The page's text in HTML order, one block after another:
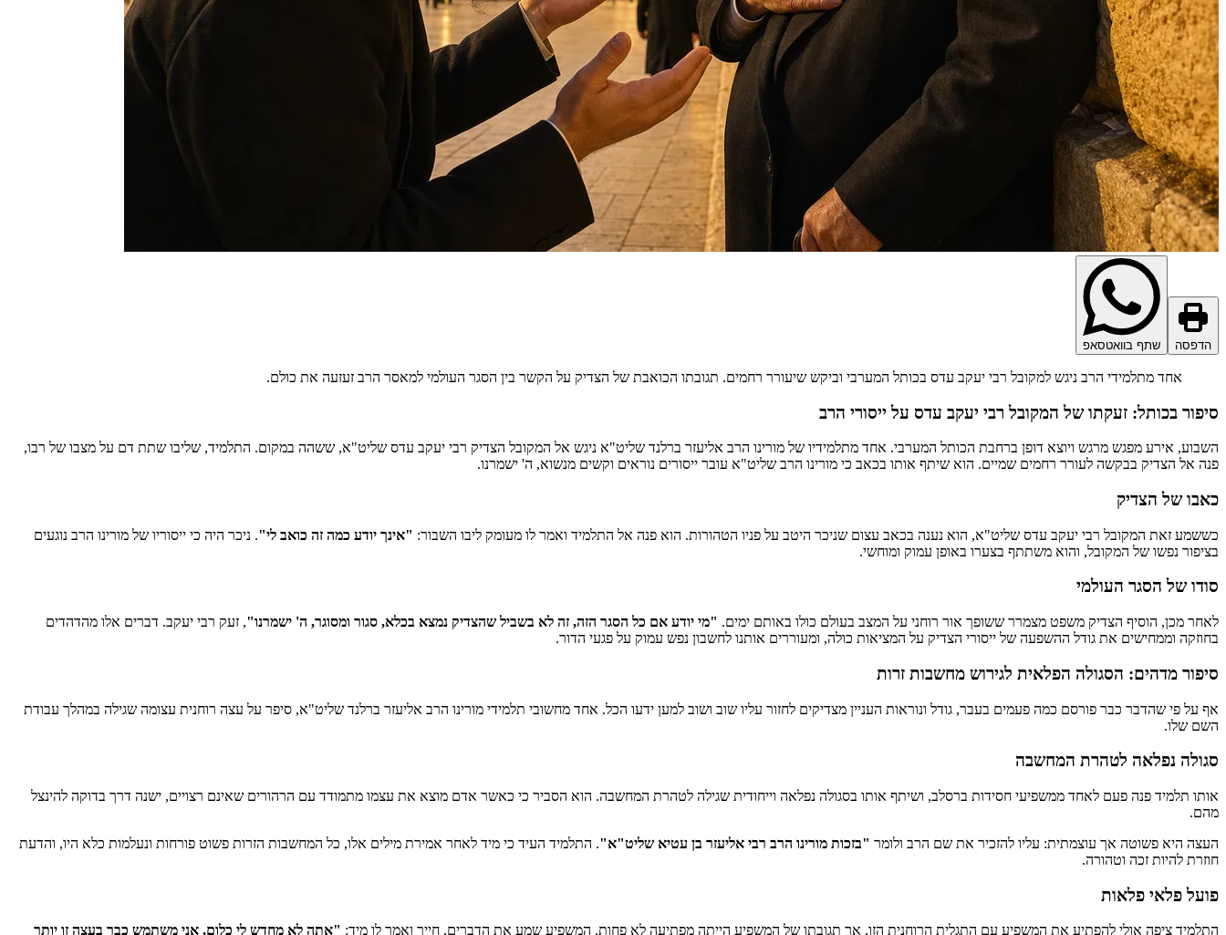
הדפסה שתף בוואטסאפ
אחד מתלמידי הרב ניגש למקובל רבי יעקב עדס בכותל המערבי וביקש שיעורר רחמים. תגובתו הכואבת של הצדיק על הקשר בין הסגר העולמי למאסר הרב זעזעה את כולם.
סיפור בכותל: זעקתו של המקובל רבי יעקב עדס על ייסורי הרב
השבוע, אירע מפגש מרגש ויוצא דופן ברחבת הכותל המערבי. אחד מתלמידיו של מורינו הרב אליעזר ברלנד שליט"א ניגש אל המקובל הצדיק רבי יעקב עדס שליט"א, ששהה במקום. התלמיד, שליבו שתת דם על מצבו של רבו,
פנה אל הצדיק בבקשה לעורר רחמים שמיים. הוא שיתף אותו בכאב כי מורינו הרב שליט"א עובר ייסורים נוראים וקשים מנשוא, ה' ישמרנו.
כאבו של הצדיק
כששמע זאת המקובל רבי יעקב עדס שליט"א, הוא נענה בכאב עצום שניכר היטב על פניו הטהורות. הוא פנה אל התלמיד ואמר לו מעומק ליבו השבור: "אינך יודע כמה זה כואב לי". ניכר היה כי ייסוריו של מורינו הרב נוגעים
בציפור נפשו של המקובל, והוא משתתף בצערו באופן עמוק ומוחשי.
סודו של הסגר העולמי
לאחר מכן, הוסיף הצדיק משפט מצמרר ששופך אור רוחני על המצב בעולם כולו באותם ימים. "מי יודע אם כל הסגר הזה, זה לא בשביל שהצדיק נמצא בכלא, סגור ומסוגר, ה' ישמרנו", זעק רבי יעקב. דברים אלו מהדהדים
בחוזקה וממחישים את גודל ההשפעה של ייסורי הצדיק על המציאות כולה, ומעוררים אותנו לחשבון נפש עמוק על פגעי הדור.
סיפור מדהים: הסגולה הפלאית לגירוש מחשבות זרות
אף על פי שהדבר כבר פורסם כמה פעמים בעבר, גודל ונוראות העניין מצדיקים לחזור עליו שוב ושוב למען ידעו הכל. אחד מחשובי תלמידי מורינו הרב אליעזר ברלנד שליט"א, סיפר על עצה רוחנית עצומה שגילה במהלך עבודת
השם שלו.
סגולה נפלאה לטהרת המחשבה
אותו תלמיד פנה פעם לאחד ממשפיעי חסידות ברסלב, ושיתף אותו בסגולה נפלאה וייחודית שגילה לטהרת המחשבה. הוא הסביר כי כאשר אדם מוצא את עצמו מתמודד עם הרהורים שאינם רצויים, ישנה דרך בדוקה להינצל
מהם.
העצה היא פשוטה אך עוצמתית: עליו להזכיר את שם הרב ולומר "בזכות מורינו הרב רבי אליעזר בן עטיא שליט"א". התלמיד העיד כי מיד לאחר אמירת מילים אלו, כל המחשבות הזרות פשוט פורחות ונעלמות כלא היו, והדעת
חוזרת להיות זכה וטהורה.
פועל פלאי פלאות
התלמיד ציפה אולי להפתיע את המשפיע עם התגלית הרוחנית הזו, אך תגובתו של המשפיע הייתה מפתיעה לא פחות. המשפיע שמע את הדברים, חייך ואמר לו מיד: "אתה לא מחדש לי כלום, אני משתמש כבר בעצה זו יותר